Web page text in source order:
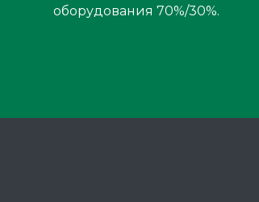
оборудования 70%/30%.